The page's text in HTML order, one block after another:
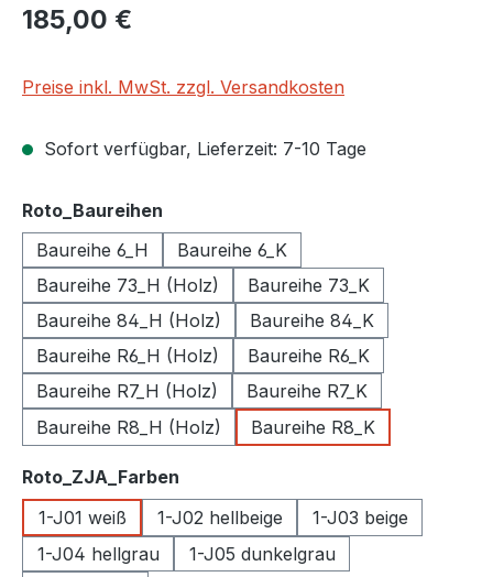
Regulärer Preis:
185,00 €
Preise inkl. MwSt. zzgl. Versandkosten
Sofort verfügbar, Lieferzeit: 7-10 Tage
Roto_Baureihen
Baureihe 6_H
Baureihe 6_K
Baureihe 73_H (Holz)
Baureihe 73_K
Baureihe 84_H (Holz)
Baureihe 84_K
Baureihe R6_H (Holz)
Baureihe R6_K
Baureihe R7_H (Holz)
Baureihe R7_K
Baureihe R8_H (Holz)
Baureihe R8_K
Roto_ZJA_Farben
1-J01 weiß
1-J02 hellbeige
1-J03 beige
1-J04 hellgrau
1-J05 dunkelgrau